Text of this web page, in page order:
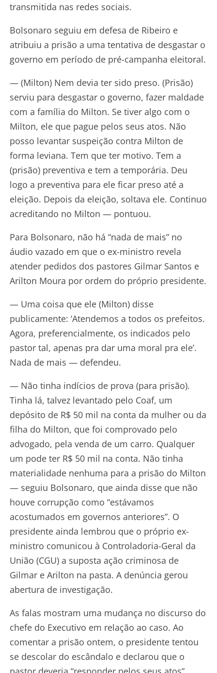
transmitida nas redes sociais.
Bolsonaro seguiu em defesa de Ribeiro e
atribuiu a prisão a uma tentativa de desgastar o
governo em período de pré-campanha eleitoral.
— (Milton) Nem devia ter sido preso. (Prisão)
serviu para desgastar o governo, fazer maldade
com a família do Milton. Se tiver algo com o
Milton, ele que pague pelos seus atos. Não
posso levantar suspeição contra Milton de
forma leviana. Tem que ter motivo. Tem a
(prisão) preventiva e tem a temporária. Deu
logo a preventiva para ele ficar preso até a
eleição. Depois da eleição, soltava ele. Continuo
acreditando no Milton — pontuou.
Para Bolsonaro, não há “nada de mais” no
áudio vazado em que o ex-ministro revela
atender pedidos dos pastores Gilmar Santos e
Arilton Moura por ordem do próprio presidente.
— Uma coisa que ele (Milton) disse
publicamente: ‘Atendemos a todos os prefeitos.
Agora, preferencialmente, os indicados pelo
pastor tal, apenas pra dar uma moral pra ele’.
Nada de mais — defendeu.
— Não tinha indícios de prova (para prisão).
Tinha lá, talvez levantado pelo Coaf, um
depósito de R$ 50 mil na conta da mulher ou da
filha do Milton, que foi comprovado pelo
advogado, pela venda de um carro. Qualquer
um pode ter R$ 50 mil na conta. Não tinha
materialidade nenhuma para a prisão do Milton
— seguiu Bolsonaro, que ainda disse que não
houve corrupção como “estávamos
acostumados em governos anteriores”. O
presidente ainda lembrou que o próprio ex-
ministro comunicou à Controladoria-Geral da
União (CGU) a suposta ação criminosa de
Gilmar e Arilton na pasta. A denúncia gerou
abertura de investigação.
As falas mostram uma mudança no discurso do
chefe do Executivo em relação ao caso. Ao
comentar a prisão ontem, o presidente tentou
se descolar do escândalo e declarou que o